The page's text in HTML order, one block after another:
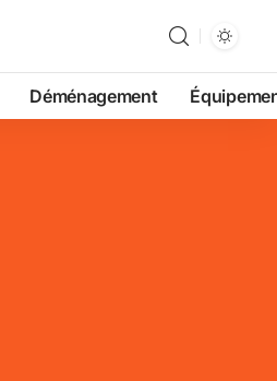
Déménagement